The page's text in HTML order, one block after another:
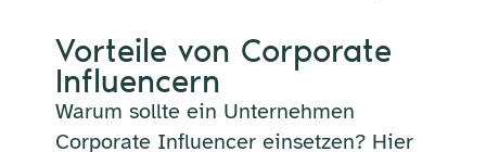
Vorteile von Corporate
Influencern
Warum sollte ein Unternehmen
Corporate Influencer einsetzen? Hier